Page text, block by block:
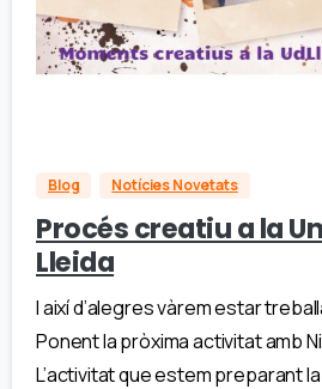
Blog Notícies Novetats
Procés creatiu a la
Lleida
I així d’alegres vàrem estar
Ponent la pròxima activitat amb
L’activitat que estem preparant